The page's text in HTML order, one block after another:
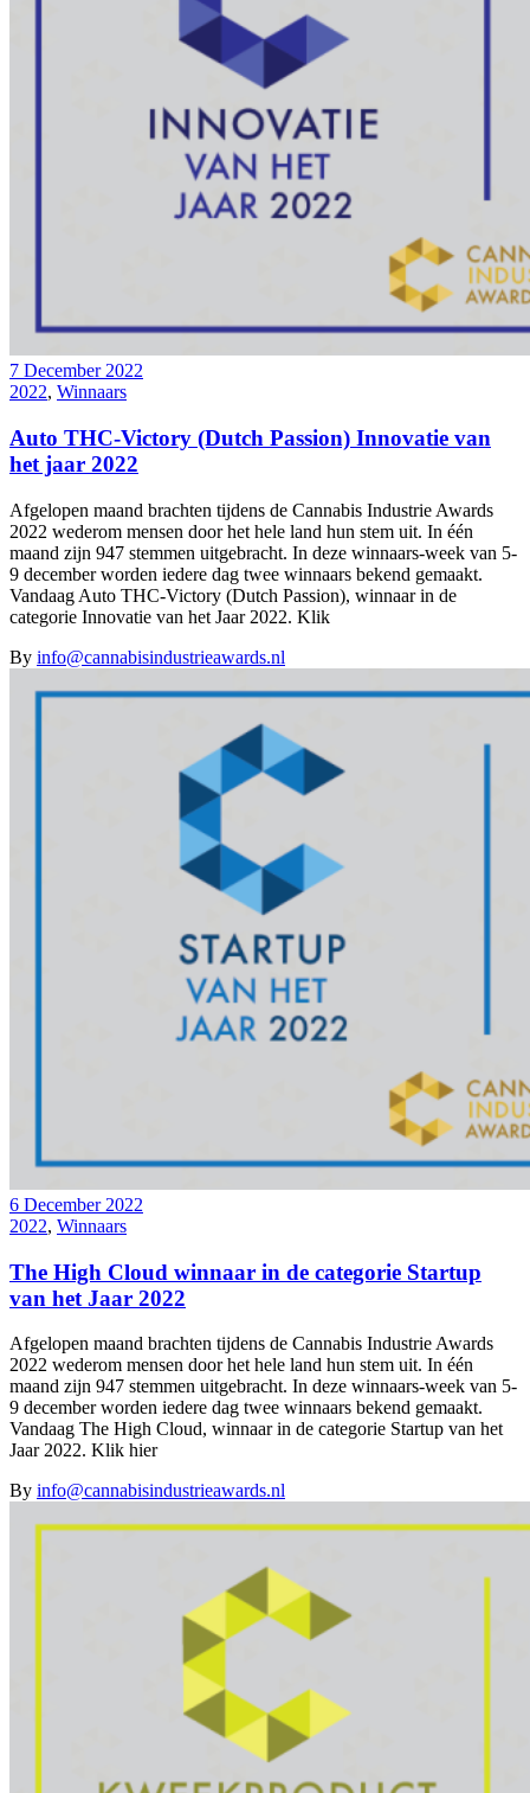
7 December 2022
2022, Winnaars
Auto THC-Victory (Dutch Passion) Innovatie van
het jaar 2022
Afgelopen maand brachten tijdens de Cannabis Industrie Awards
2022 wederom mensen door het hele land hun stem uit. In één
maand zijn 947 stemmen uitgebracht. In deze winnaars-week van 5-
9 december worden iedere dag twee winnaars bekend gemaakt.
Vandaag Auto THC-Victory (Dutch Passion), winnaar in de
categorie Innovatie van het Jaar 2022. Klik
By info@cannabisindustrieawards.nl
6 December 2022
2022, Winnaars
The High Cloud winnaar in de categorie Startup
van het Jaar 2022
Afgelopen maand brachten tijdens de Cannabis Industrie Awards
2022 wederom mensen door het hele land hun stem uit. In één
maand zijn 947 stemmen uitgebracht. In deze winnaars-week van 5-
9 december worden iedere dag twee winnaars bekend gemaakt.
Vandaag The High Cloud, winnaar in de categorie Startup van het
Jaar 2022. Klik hier
By info@cannabisindustrieawards.nl